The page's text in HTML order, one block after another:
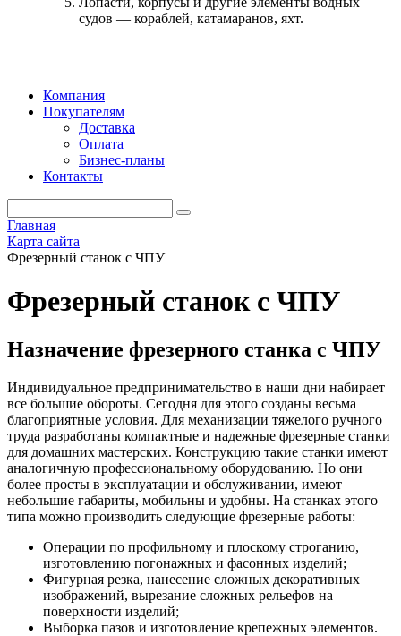
судов — кораблей, катамаранов, яхт.
Компания
Покупателям
Доставка
Оплата
Бизнес-планы
Контакты
Главная
Карта сайта
Фрезерный станок с ЧПУ
Фрезерный станок с ЧПУ
Назначение фрезерного станка с ЧПУ
Индивидуальное предпринимательство в наши дни набирает
все большие обороты. Сегодня для этого созданы весьма
благоприятные условия. Для механизации тяжелого ручного
труда разработаны компактные и надежные фрезерные станки
для домашних мастерских. Конструкцию такие станки имеют
аналогичную профессиональному оборудованию. Но они
более просты в эксплуатации и обслуживании, имеют
небольшие габариты, мобильны и удобны. На станках этого
типа можно производить следующие фрезерные работы:
Операции по профильному и плоскому строганию,
изготовлению погонажных и фасонных изделий;
Фигурная резка, нанесение сложных декоративных
изображений, вырезание сложных рельефов на
поверхности изделий;
Выборка пазов и изготовление крепежных элементов.